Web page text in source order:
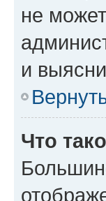
не
и
Что